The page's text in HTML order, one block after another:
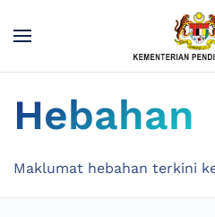
Hebahan
Maklumat hebahan terkini